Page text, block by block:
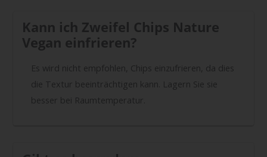
Kann ich Zweifel Chips Nature
Vegan einfrieren?
Es wird nicht empfohlen, Chips einzufrieren, da dies
die Textur beeinträchtigen kann. Lagern Sie sie
besser bei Raumtemperatur.